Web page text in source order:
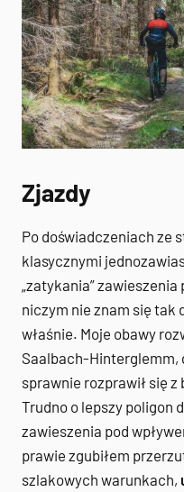
Zjazdy
Po doświadczeniach ze
klasycznymi
„zatykania”
niczym nie znam się tak
właśnie. Moje obawy
Saalbach-Hinterglemm,
sprawnie rozprawił się
Trudno o lepszy poligon
zawieszenia pod
prawie zgubiłem
szlakowych warunkach,